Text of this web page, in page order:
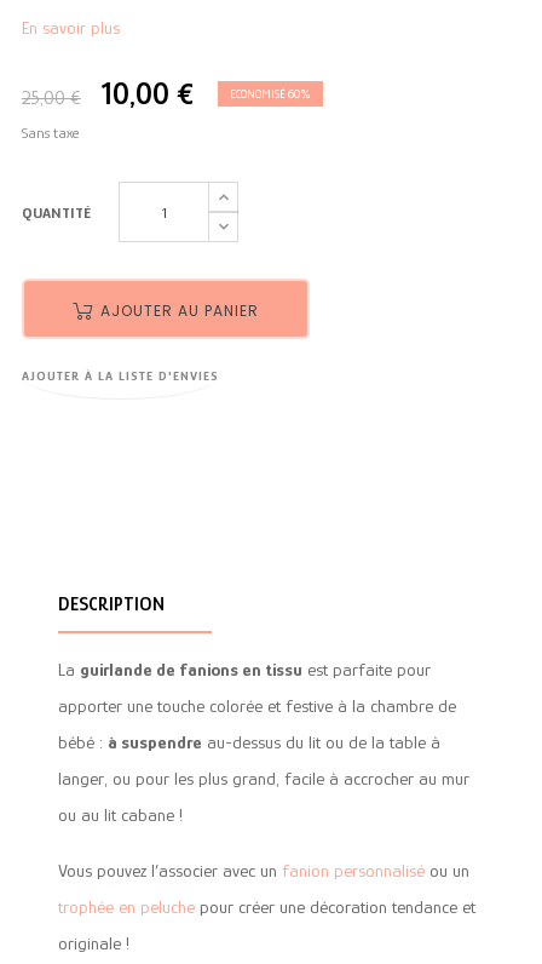
En savoir plus
25,00 € 10,00 € ECONOMISÉ 60%
Sans taxe
QUANTITÉ
AJOUTER AU PANIER
AJOUTER À LA LISTE D'ENVIES
DESCRIPTION
La guirlande de fanions en tissu est parfaite pour
apporter une touche colorée et festive à la chambre de
bébé : à suspendre au-dessus du lit ou de la table à
langer, ou pour les plus grand, facile à accrocher au mur
ou au lit cabane !
Vous pouvez l’associer avec un fanion personnalisé ou un
trophée en peluche pour créer une décoration tendance et
originale !